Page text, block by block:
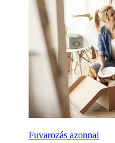
Fuvarozás azonnal